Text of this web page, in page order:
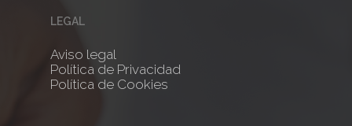
LEGAL
Aviso legal
Política de Privacidad
Política de Cookies